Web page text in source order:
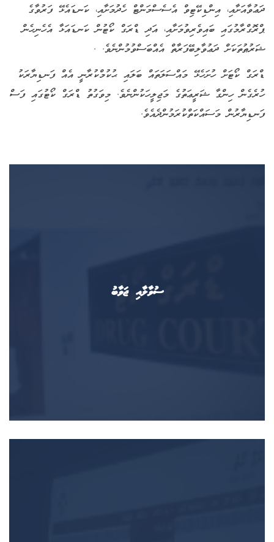
ދަޢުވާއަށާއި، އިންޑިކޭޓިވް އެސެސްމަންޓް ހެދުމަށާއި، ކަނޑައެޅޭ ފަރުވާގެ
ޕްރޮގްރާމުގައި ބައިވެރިވުމަށާއި، އަދި ޑްރަގް ކޯޓުން ކަނޑައަޅާ އެހެނިހެން
ޝަރުޠުތަކަށް ދަޢުވާލިބޭފަރާތް އެއްބަސްވުމުންނެވެ. .
ޑްރަގް ކޯޓަށް ހުށަހެޅޭ މައްސަލަތައް ބަލައި ޙުކުމްކުރާނީ އެއް ފަނޑިޔާރަކު
ހުރެގެން ހިންގާ ޝަރީޢަތުގެ މަޖިލީހަކުންނެވެ. މިވަގުތު ޑްރަގް ކޯޓުގައި ފަސް
ފަނޑިޔާރުން މަސައްކަތްކުރަމުންދެއެވެ.
ސުވާލާއި ޖަވާބު